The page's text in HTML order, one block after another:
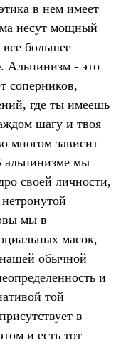
в нем имеет
несут мощный
большее
Альпинизм - это
соперников,
где ты имеешь
шагу и твоя
многом зависит
альпинизме мы
своей личности,
мы в
масок,
обычной
и
той
в
и есть тот